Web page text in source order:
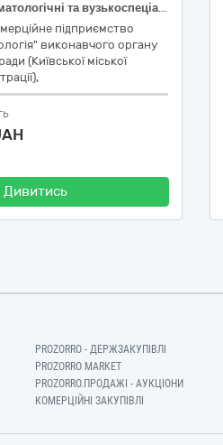
33130000-0 Стоматологічні та вузькоспеціалізовані інструменти та прилади (інструментарій)
підприємство
виконавчого органу
(Київської міської
Дивитись
PROZORRO - ДЕРЖЗАКУПІВЛІ
PROZORRO MARKET
PROZORRO.ПРОДАЖІ - АУКЦІОНИ
КОМЕРЦІЙНІ ЗАКУПІВЛІ